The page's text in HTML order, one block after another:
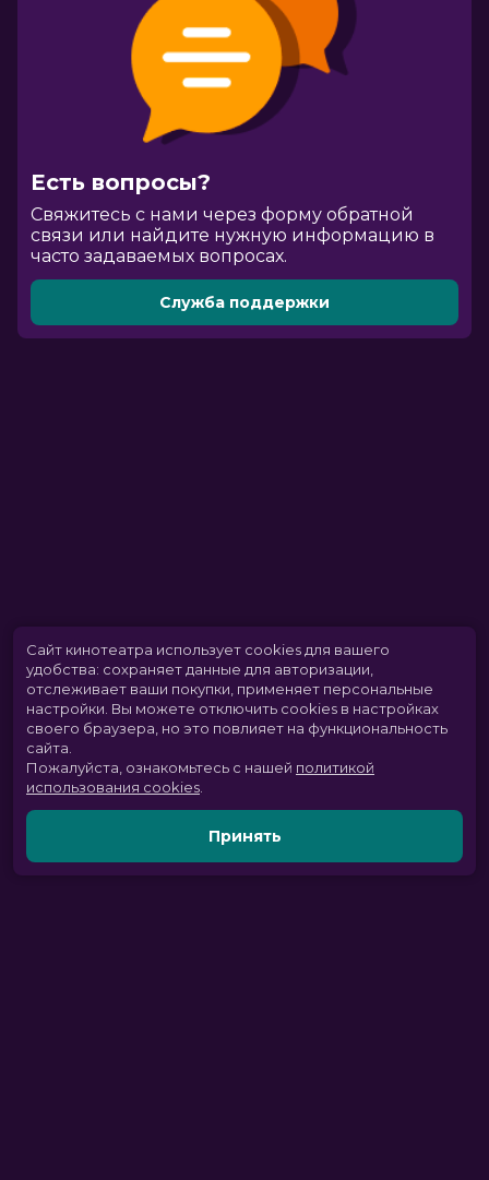
Есть вопросы?
Cвяжитесь с нами через форму обратной
связи или найдите нужную информацию в
часто задаваемых вопросах.
Служба поддержки
Сайт кинотеатра использует cookies для вашего
удобства: сохраняет данные для авторизации,
отслеживает ваши покупки, применяет персональные
настройки. Вы можете отключить cookies в настройках
своего браузера, но это повлияет на функциональность
сайта.
Пожалуйста, ознакомьтесь с нашей политикой
использования cookies
Принять